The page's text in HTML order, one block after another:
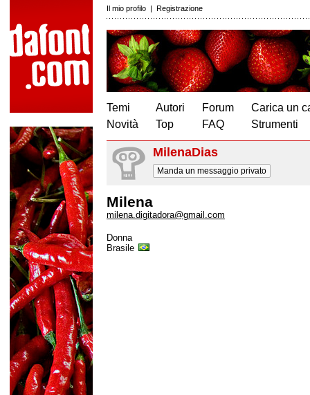
Il mio profilo | Registrazione
Temi
Novità
Autori
Top
Forum
FAQ
Carica un
Strumenti
MilenaDias
Manda un messaggio privato
Milena
milena.digitadora@gmail.com
Donna
Brasile